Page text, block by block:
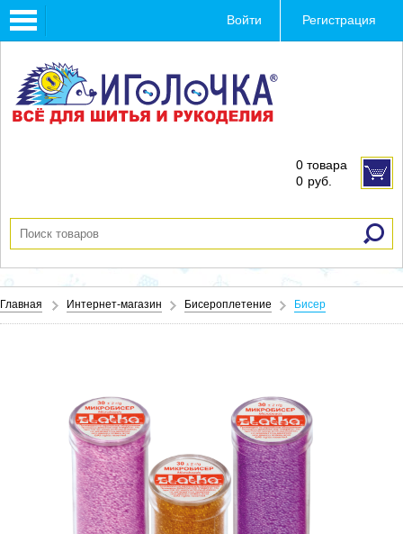
Toggle
navigation
Войти Регистрация
0 товара
0 руб.
Главная Интернет-магазин Бисероплетение Бисер